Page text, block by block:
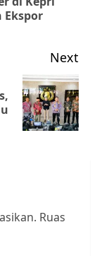
Next
Ruas